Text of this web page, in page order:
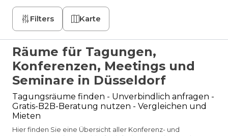
Filters Karte
Räume für Tagungen,
Konferenzen, Meetings und
Seminare in Düsseldorf
Tagungsräume finden - Unverbindlich anfragen -
Gratis-B2B-Beratung nutzen - Vergleichen und
Mieten
Hier finden Sie eine Übersicht aller Konferenz- und